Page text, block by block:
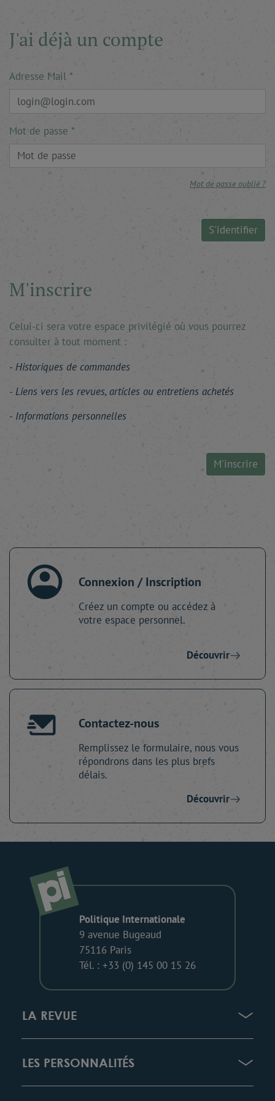
J'ai déjà un compte
Adresse Mail
Mot de passe
Mot de passe oublié ?
S'identifier
M'inscrire
Celui-ci sera votre espace privilégié où vous pourrez
consulter à tout moment :
Historiques de commandes
Liens vers les revues, articles ou entretiens achetés
Informations personnelles
M'inscrire
Connexion / Inscription
Créez un compte ou accédez à
votre espace personnel.
Découvrir
Contactez-nous
Remplissez le formulaire, nous vous
répondrons dans les plus brefs
délais.
Découvrir
Politique Internationale
9 avenue Bugeaud
75116 Paris
Tél. : +33 (0) 145 00 15 26
LA REVUE
LES PERSONNALITÉS